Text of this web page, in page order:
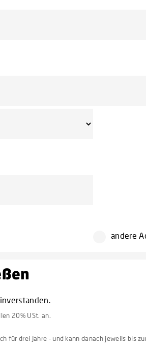
andere
20% USt. an.
für drei Jahre - und kann danach jeweils bis